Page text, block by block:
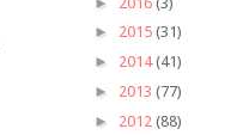
► 2015 (31)
► 2014(41)
► 2013 (77)
► 2012 (88)